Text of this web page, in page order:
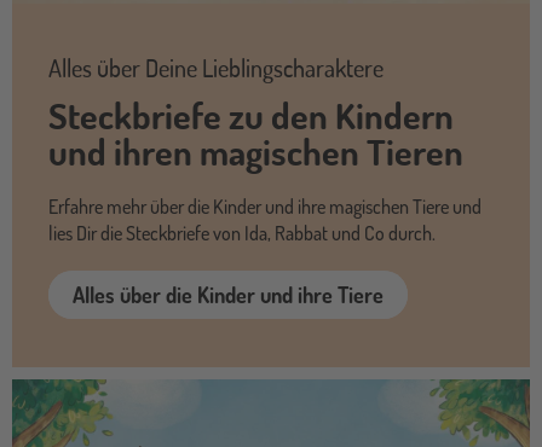
Alles über Deine Lieblingscharaktere
Steckbriefe zu den Kindern
und ihren magischen Tieren
Erfahre mehr über die Kinder und ihre magischen Tiere und
lies Dir die Steckbriefe von Ida, Rabbat und Co durch.
Alles über die Kinder und ihre Tiere